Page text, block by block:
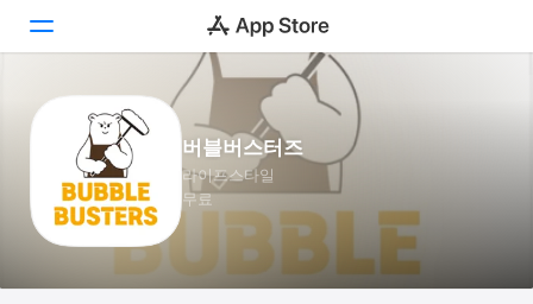
투데이
게임
앱
Arcade
버블버스터즈
라이프스타일
무료